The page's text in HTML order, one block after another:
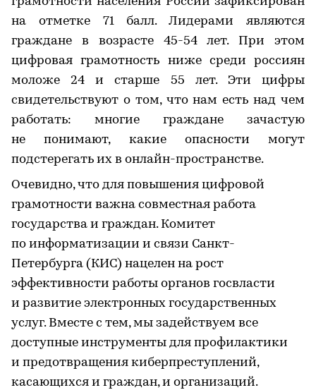
на отметке 71 балл. Лидерами являются
граждане в возрасте 45-54 лет. При этом
цифровая грамотность ниже среди россиян
моложе 24 и старше 55 лет. Эти цифры
свидетельствуют о том, что нам есть над чем
работать: многие граждане зачастую
не понимают, какие опасности могут
подстерегать их в онлайн-пространстве.
Очевидно, что для повышения цифровой
грамотности важна совместная работа
государства и граждан. Комитет
по информатизации и связи Санкт-
Петербурга (КИС) нацелен на рост
эффективности работы органов госвласти
и развитие электронных государственных
услуг. Вместе с тем, мы задействуем все
доступные инструменты для профилактики
и предотвращения киберпреступлений,
касающихся и граждан, и организаций.